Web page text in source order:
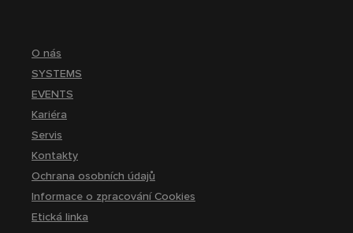
O nás
SYSTEMS
EVENTS
Kariéra
Servis
Kontakty
Ochrana osobních údajů
Informace o zpracování Cookies
Etická linka